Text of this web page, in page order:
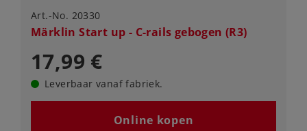
Art.-No. 20330
Märklin Start up - C-rails gebogen (R3)
17,99 €
Leverbaar vanaf fabriek.
Online kopen